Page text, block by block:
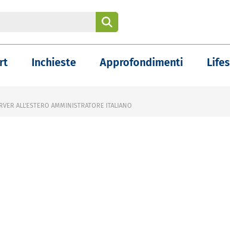
Inchieste Approfondimenti
ALL'ESTERO AMMINISTRATORE ITALIANO